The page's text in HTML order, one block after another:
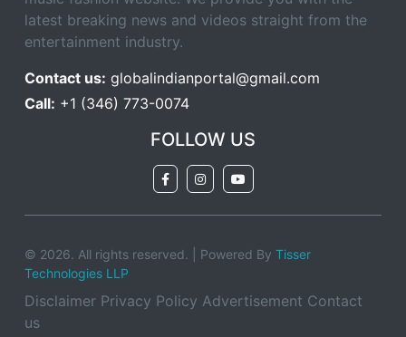
latest breaking news and videos straight from the
entertainment industry.
Contact us: globalindianportal@gmail.com
Call: +1 (346) 773-0074
FOLLOW US
© 2026. All rights reserved. | Powered By Tisser
Technologies LLP
Disclaimer Privacy Policy Advertisement Contact
us